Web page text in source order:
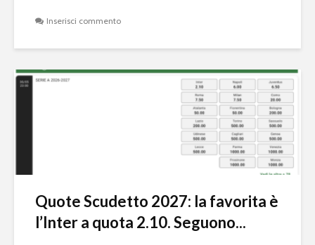
Inserisci commento
Quote Scudetto 2027: la favorita è
l’Inter a quota 2.10. Seguono...